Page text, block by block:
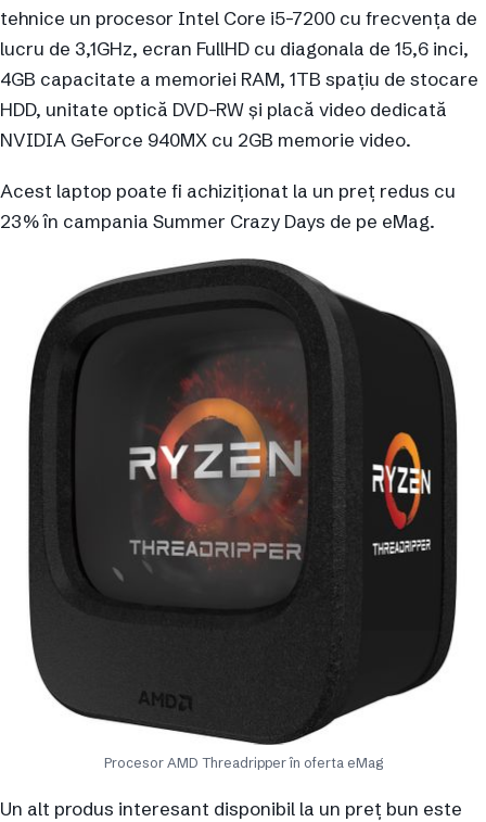
tehnice un procesor Intel Core i5-7200 cu frecvența de
lucru de 3,1GHz, ecran FullHD cu diagonala de 15,6 inci,
4GB capacitate a memoriei RAM, 1TB spațiu de stocare
HDD, unitate optică DVD-RW și placă video dedicată
NVIDIA GeForce 940MX cu 2GB memorie video.
Acest laptop poate fi achiziționat la un preț redus cu
23% în campania Summer Crazy Days de pe eMag.
Procesor AMD Threadripper în oferta eMag
Un alt produs interesant disponibil la un preț bun este